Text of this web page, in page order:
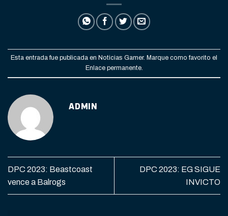
Esta entrada fue publicada en Noticias Gamer. Marque como favorito el
Enlace permanente.
ADMIN
DPC 2023: Beastcoast
vence a Balrogs
DPC 2023: EG SIGUE
INVICTO